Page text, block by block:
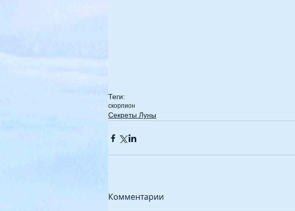
Теги:
скорпион
Секреты Луны
Комментарии